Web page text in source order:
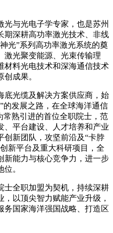
光与光电子学专家，也是苏州
期深耕高功率激光技术、非线
光”系列高功率激光系统的奠
激光聚变能源、光束传输理
材料光电技术和深海通信技术
成果。
底光缆及解决方案供应商，始
的发展之路，在全球海洋通信
常熟引进的首位全职院士，范
、平台建设、人才培养和产业
创新团队，攻坚前沿及“卡脖
新平台及重大科研项目，全
新能力与核心竞争力，进一步
。
士全职加盟为契机，持续深耕
以顶尖智力赋能产业升级，
务国家海洋强国战略、打造区